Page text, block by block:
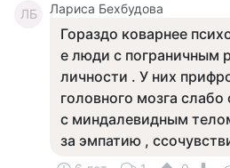
ЛБ Лариса Бехбудова
Гораздо коварнее
е люди с пограничным
личности . У них
головного мозга
с миндалевидным
за эмпатию ,